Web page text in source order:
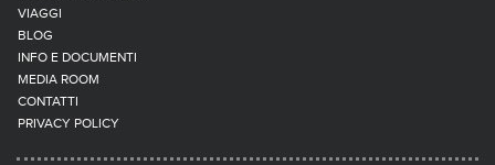
VIAGGI
BLOG
INFO E DOCUMENTI
MEDIA ROOM
CONTATTI
PRIVACY POLICY